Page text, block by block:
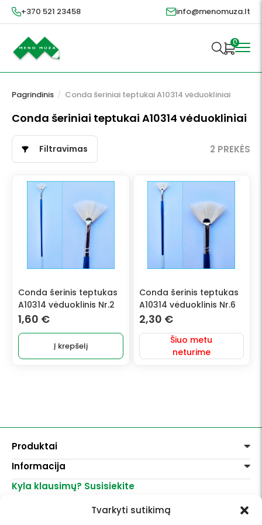
Tvarkyti sutikimą
+370 521 23458 info@menomuza.lt
0
Pagrindinis / Conda šeriniai teptukai A10314 vėduokliniai
Conda šeriniai teptukai A10314 vėduokliniai
Filtravimas 2 PREKĖS
Conda šerinis teptukas
A10314 vėduoklinis Nr.2
1,60 €
Į krepšelį
Conda šerinis teptukas
A10314 vėduoklinis Nr.6
2,30 €
Šiuo metu
neturime
Produktai
Dažai
Dekoravimui
Lakai, skiedikliai
Informacija
Pirkimo taisyklės
Kyla klausimų? Susisiekite
info@menomuza.lt